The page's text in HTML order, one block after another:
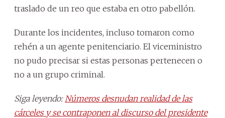
traslado de un reo que estaba en otro pabellón.
Durante los incidentes, incluso tomaron como
rehén a un agente penitenciario. El viceministro
no pudo precisar si estas personas pertenecen o
no a un grupo criminal.
Siga leyendo: Números desnudan realidad de las
cárceles y se contraponen al discurso del presidente